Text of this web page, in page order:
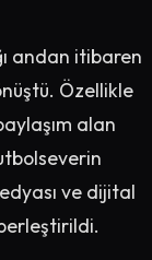
andan itibaren
Özellikle
alan
ve dijital